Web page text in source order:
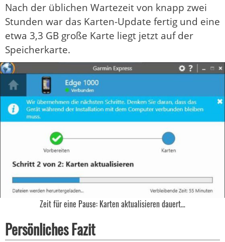
Nach der üblichen Wartezeit von knapp zwei
Stunden war das Karten-Update fertig und eine
etwa 3,3 GB große Karte liegt jetzt auf der
Speicherkarte.
Zeit für eine Pause: Karten aktualisieren dauert…
Persönliches Fazit